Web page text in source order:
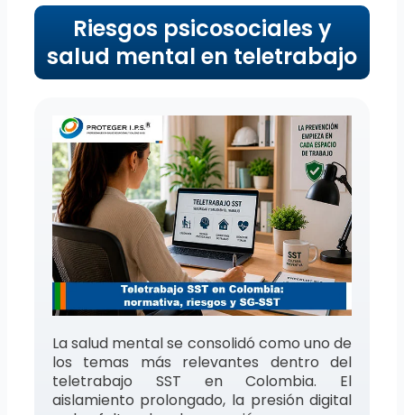
Riesgos psicosociales y
salud mental en teletrabajo
La salud mental se consolidó como uno de
los temas más relevantes dentro del
teletrabajo SST en Colombia. El
aislamiento prolongado, la presión digital